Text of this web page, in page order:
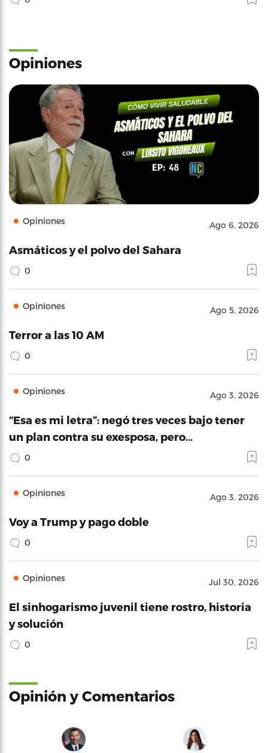
Opiniones
Opiniones Ago 6, 2026
Asmáticos y el polvo del Sahara
0
Opiniones Ago 5, 2026
Terror a las 10 AM
0
Opiniones Ago 3, 2026
“Esa es mi letra”: negó tres veces bajo tener
un plan contra su exesposa, pero…
0
Opiniones Ago 3, 2026
Voy a Trump y pago doble
0
Opiniones Jul 30, 2026
El sinhogarismo juvenil tiene rostro, historia
y solución
0
Opinión y Comentarios